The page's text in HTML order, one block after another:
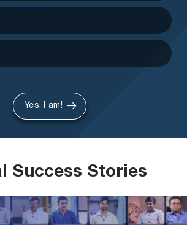
Yes, I am!
Success Stories